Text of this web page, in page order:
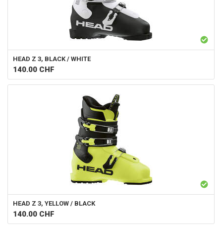
HEAD Z 3, BLACK / WHITE
140.00 CHF
HEAD Z 3, YELLOW / BLACK
140.00 CHF